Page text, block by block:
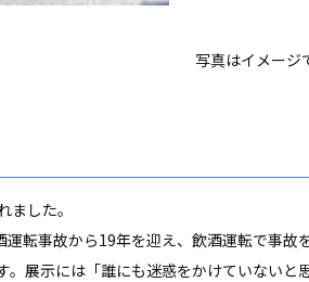
写真はイメージ
した。
転事故から19年を迎え、飲酒運転で事故
展示には「誰にも迷惑をかけていないと